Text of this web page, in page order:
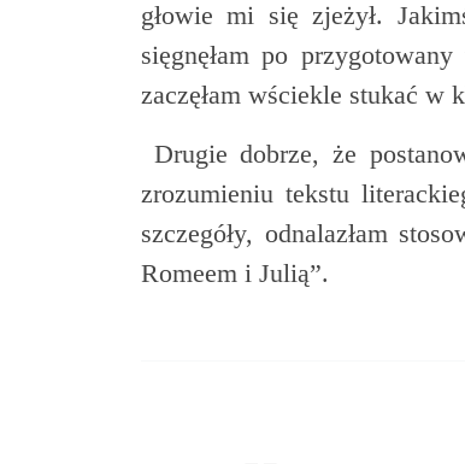
głowie mi się zjeżył.
sięgnęłam po
zaczęłam wściekle stukać w
Drugie dobrze, że
zrozumieniu tekstu
szczegóły, odnalazłam
Romeem i Julią”.